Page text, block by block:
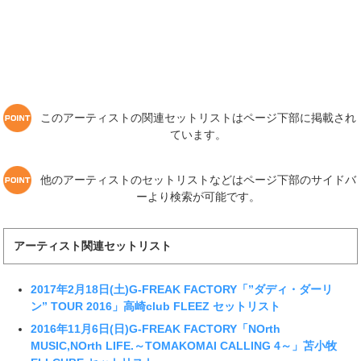
このアーティストの関連セットリストはページ下部に掲載され
ています。
他のアーティストのセットリストなどはページ下部のサイドバ
ーより検索が可能です。
アーティスト関連セットリスト
2017年2月18日(土)G-FREAK FACTORY「”ダディ・ダーリ
ン” TOUR 2016」高崎club FLEEZ セットリスト
2016年11月6日(日)G-FREAK FACTORY「NOrth
MUSIC,NOrth LIFE.～TOMAKOMAI CALLING 4～」苫小牧